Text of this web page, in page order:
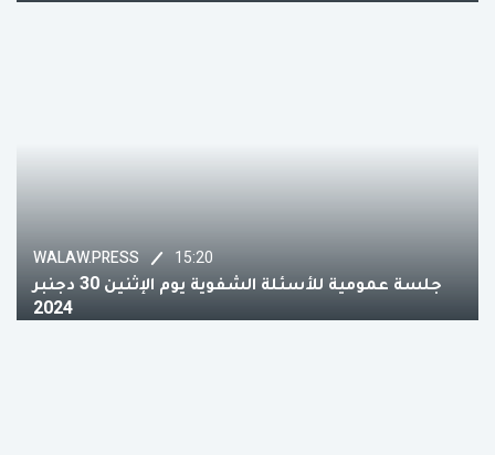
WALAW.PRESS 15:20
جلسة عمومية للأسئلة الشفوية يوم الإثنين 30 دجنبر
2024